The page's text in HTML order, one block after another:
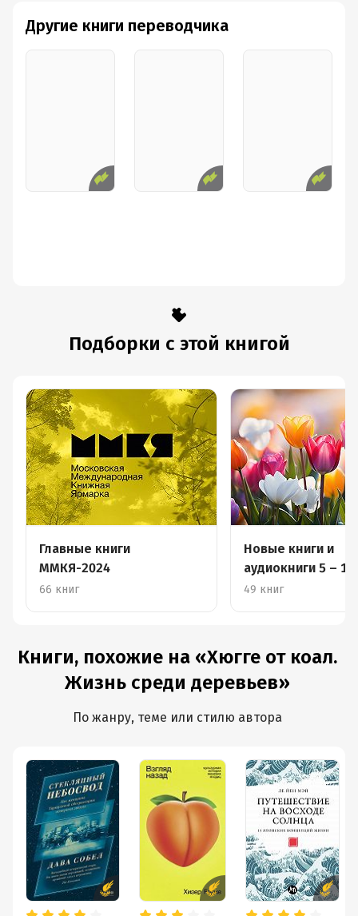
Другие книги переводчика
Подборки с этой книгой
Главные книги
ММКЯ-2024
66 книг
Новые книги и
аудиокниги 5 – 11
49 книг
Книги, похожие на «Хюгге от коал.
Жизнь среди деревьев»
По жанру, теме или стилю автора